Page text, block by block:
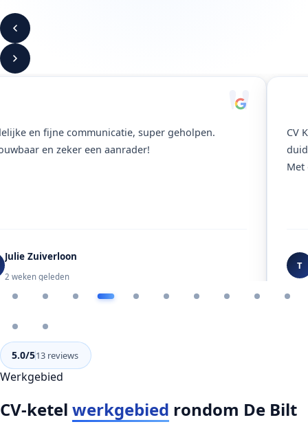
"
en fijne communicatie, super geholpen.
en zeker een aanrader!
Julie Zuiverloon
2 weken geleden
CV
Met
T
5.0/513 reviews
Werkgebied
CV-ketel werkgebied rondom De Bilt